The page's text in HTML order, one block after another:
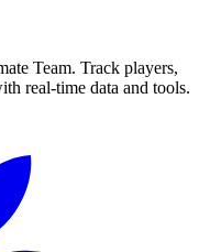
Team. Track players,
real-time data and tools.